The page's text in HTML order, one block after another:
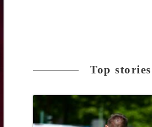
Top stories